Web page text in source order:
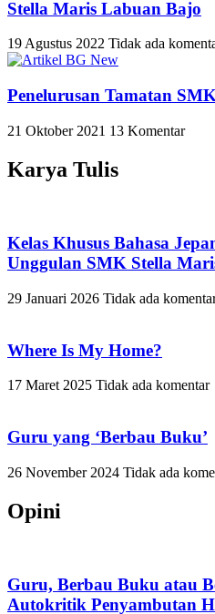
Stella Maris Labuan Bajo
19 Agustus 2022 Tidak ada
Penelurusan Tamatan
21 Oktober 2021 13 Komentar
Karya Tulis
Kelas Khusus Bahasa
Unggulan SMK Stella
29 Januari 2026 Tidak ada
Where Is My Home?
17 Maret 2025 Tidak ada komentar
Guru yang ‘Berbau Buku’
26 November 2024 Tidak ada
Opini
Guru, Berbau Buku atau
Autokritik Penyambutan